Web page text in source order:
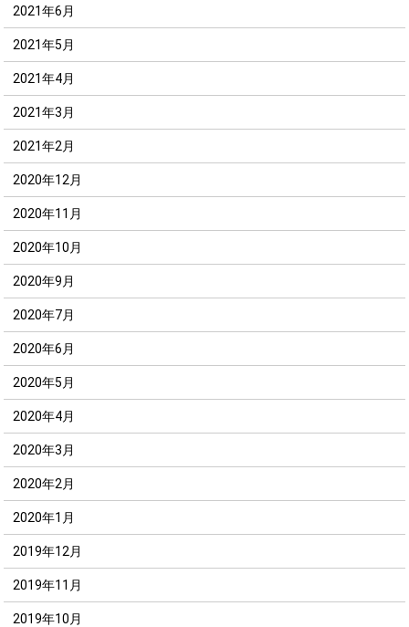
2021年6月
2021年5月
2021年4月
2021年3月
2021年2月
2020年12月
2020年11月
2020年10月
2020年9月
2020年7月
2020年6月
2020年5月
2020年4月
2020年3月
2020年2月
2020年1月
2019年12月
2019年11月
2019年10月